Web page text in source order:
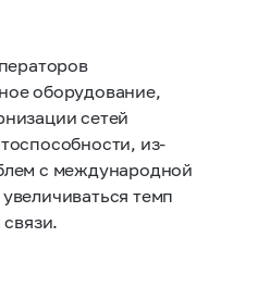
оборудование,
сетей
из-
с международной
темп